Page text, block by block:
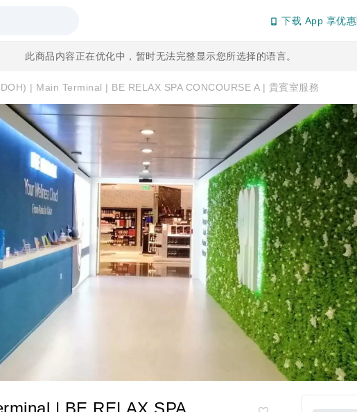
下载 App 享优惠
此商品内容正在优化中，暂时无法完整显示您所选择的语言。
| Main Terminal | BE RELAX SPA CONCOURSE A | 貴賓室服務
| BE RELAX SPA